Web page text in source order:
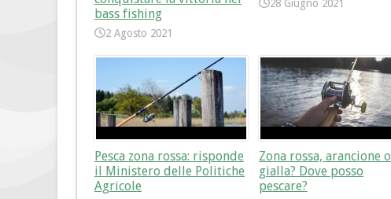
bass fishing
2 Agosto 2021
28 Giugno 2021
Pesca zona rossa: risponde
il Ministero delle Politiche
Agricole
Zona rossa, arancione o
gialla? Dove posso
pescare?